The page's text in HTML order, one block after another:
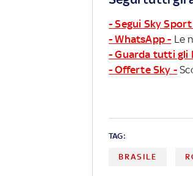
- Segui Sky
- WhatsApp - Le
- Guarda tutti gli
- Offerte Sky -
TAG:
BRASILE